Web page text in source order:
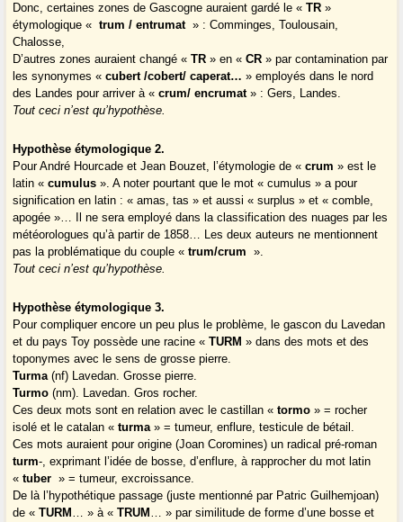
Donc, certaines zones de Gascogne auraient gardé le «TR »
étymologique « trum / entrumat » : Comminges, Toulousain,
Chalosse,
D’autres zones auraient changé «TR » en «CR » par contamination par
les synonymes «cubert /cobert/ caperat… » employés dans le nord
des Landes pour arriver à «crum/ encrumat» : Gers, Landes.
Tout ceci n’est qu’hypothèse.
Hypothèse étymologique 2.
Pour André Hourcade et Jean Bouzet, l’étymologie de «crum » est le
latin «cumulus ». A noter pourtant que le mot « cumulus » a pour
signification en latin : « amas, tas » et aussi « surplus » et « comble,
apogée »… Il ne sera employé dans la classification des nuages par les
météorologues qu’à partir de 1858… Les deux auteurs ne mentionnent
pas la problématique du couple «trum/crum ».
Tout ceci n’est qu’hypothèse.
Hypothèse étymologique 3.
Pour compliquer encore un peu plus le problème, le gascon du Lavedan
et du pays Toy possède une racine «TURM » dans des mots et des
toponymes avec le sens de grosse pierre.
Turma(nf) Lavedan. Grosse pierre.
Turmo (nm). Lavedan. Gros rocher.
Ces deux mots sont en relation avec le castillan «tormo » = rocher
isolé et le catalan «turma» = tumeur, enflure, testicule de bétail.
Ces mots auraient pour origine (Joan Coromines) un radical pré-roman
turm-, exprimant l’idée de bosse, d’enflure, à rapprocher du mot latin
«tuber » = tumeur, excroissance.
De là l’hypothétique passage (juste mentionné par Patric Guilhemjoan)
de «TURM … » à «TRUM … » par similitude de forme d’une bosse et